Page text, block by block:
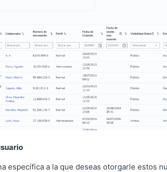
específica a la que deseas otorgarle estos